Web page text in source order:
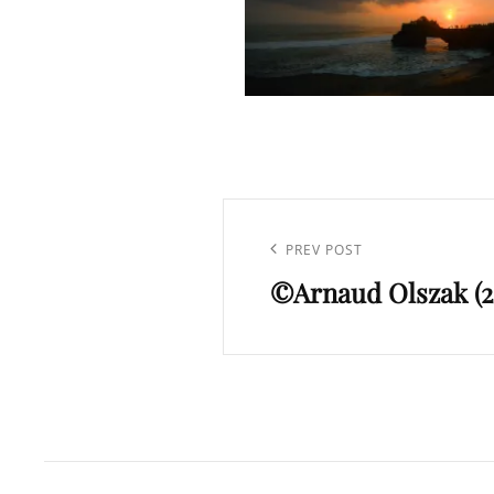
l’article
Previous
Post
PREV POST
©Arnaud Olszak